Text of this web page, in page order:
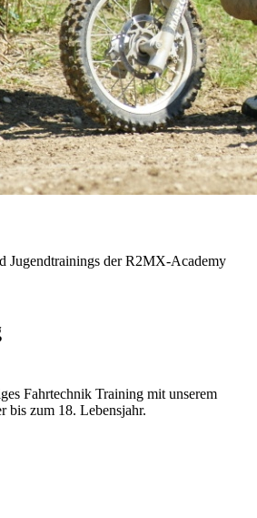
Jugendtrainings der R2MX-Academy
Fahrtechnik Training mit unserem
bis zum 18. Lebensjahr.